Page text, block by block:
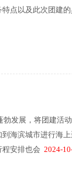
点以及此次团建
勃发展，将团建活
海滨城市进行海
安排也会 2024-